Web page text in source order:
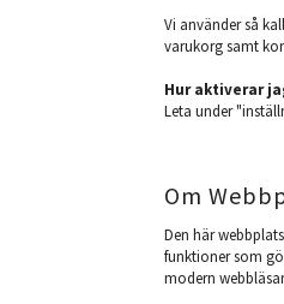
Vi använder så
varukorg samt
Hur aktiverar
Leta under
Om
Den här
funktioner som
modern